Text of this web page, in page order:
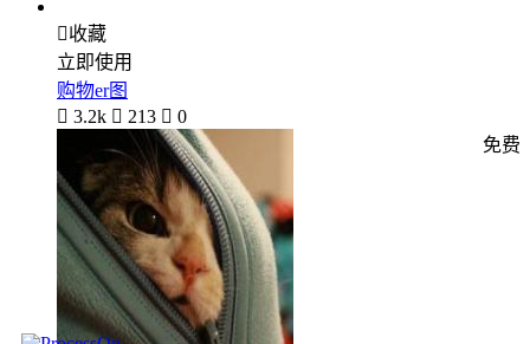
收藏
立即使用
购物er图
 3.2k  213  0
免费